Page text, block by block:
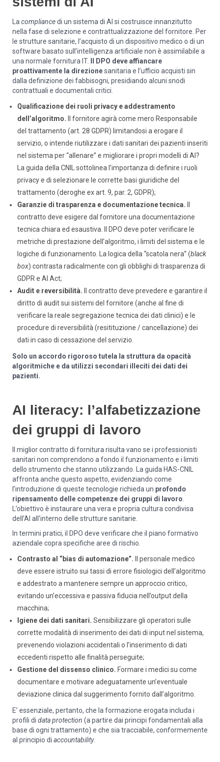
Lacompliancedi un sistema di AI si costruisce innanzitutto
nella fase di selezione e contrattualizzazione del fornitore. Per
le strutture sanitarie, l’acquisto di un dispositivo medico o di un
software basato sull’intelligenza artificiale non è assimilabile a
una normale fornitura IT.
Il DPO deve affiancare
proattivamente la direzionesanitaria e l’ufficio acquisti sin
dalla definizione dei fabbisogni, presidiando alcuni snodi
contrattuali e documentali critici.
Qualificazione dei ruoli privacy e addestramento
dell’algoritmo.
Il fornitore agirà come mero Responsabile
del trattamento (art. 28 GDPR) limitandosi a erogare il
servizio, o intende riutilizzare i dati sanitari dei pazienti inseriti
nel sistema per “allenare” e migliorare i propri modelli di AI?
La guida della CNIL sottolinea l’importanza di definire i ruoli
privacy e di selezionare le corrette basi giuridiche del
trattamento (deroghe ex art. 9, par. 2, GDPR);
Garanzie di trasparenza e documentazione tecnica.
contratto deve esigere dal fornitore una documentazione
tecnica chiara ed esaustiva. Il DPO deve poter verificare le
metriche di prestazione dell’algoritmo, i limiti del sistema e le
logiche di funzionamento. La logica della “scatola nera” (black
box) contrasta radicalmente con gli obblighi di trasparenza di
GDPR e AI Act;
Audit e reversibilità. Il contratto deve prevedere e garantire il
diritto di audit sui sistemi del fornitore (anche al fine di
verificare la reale segregazione tecnica dei dati clinici) e le
procedure di reversibilità (resitituzione / cancellazione) dei
dati in caso di cessazione del servizio.
Solo un accordo rigoroso tutela la struttura da opacità
algoritmiche e da utilizzi secondari illeciti dei dati dei
pazienti.
AI literacy: l’alfabetizzazione
dei gruppi di lavoro
Il miglior contratto di fornitura risulta vano se i professionisti
sanitari non comprendono a fondo il funzionamento e i limiti
dello strumento che stanno utilizzando. La guida HAS-CNIL
affronta anche questo aspetto, evidenziando come
l’introduzione di queste tecnologie richieda un profondo
ripensamento delle competenze dei gruppi di lavoro.
L’obiettivo è instaurare una vera e propria cultura condivisa
dell’AI all’interno delle strutture sanitarie.
In termini pratici, il DPO deve verificare che il piano formativo
aziendale copra specifiche aree di rischio.
Contrasto al “bias di automazione”. Il personale medico
deve essere istruito sui tassi di errore fisiologici dell’algoritmo
e addestrato a mantenere sempre un approccio critico,
evitando un’eccessiva e passiva fiducia nell’output della
macchina;
Igiene dei dati sanitari. Sensibilizzare gli operatori sulle
corrette modalità di inserimento dei dati di input nel sistema,
prevenendo violazioni accidentali o l’inserimento di dati
eccedenti rispetto alle finalità perseguite;
Gestione del dissenso clinico. Formare i medici su come
documentare e motivare adeguatamente un’eventuale
deviazione clinica dal suggerimento fornito dall’algoritmo.
E’ essenziale, pertanto, che la formazione erogata includa i
profili di data protection (a partire dai principi fondamentali alla
base di ogni trattamento) e che sia tracciabile, conformemente
al principio di accountability.